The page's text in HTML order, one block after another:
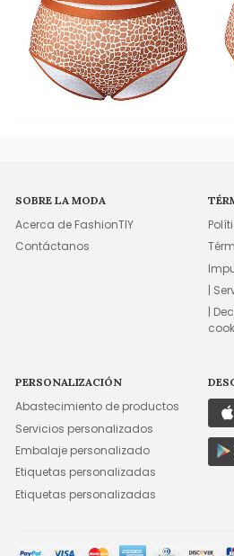
SOBRE LA MODA
Acerca de FashionTIY
Contáctanos
|
|
PERSONALIZACIÓN
Abastecimiento de productos
Servicios personalizados
Embalaje personalizado
Etiquetas personalizadas
Etiquetas personalizadas